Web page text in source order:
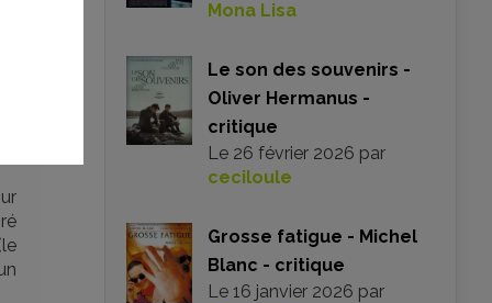
Mona Lisa
Le son des souvenirs -
Oliver Hermanus -
critique
Le 26 février 2026 par
ceciloule
Grosse fatigue - Michel
Blanc - critique
Le 16 janvier 2026 par